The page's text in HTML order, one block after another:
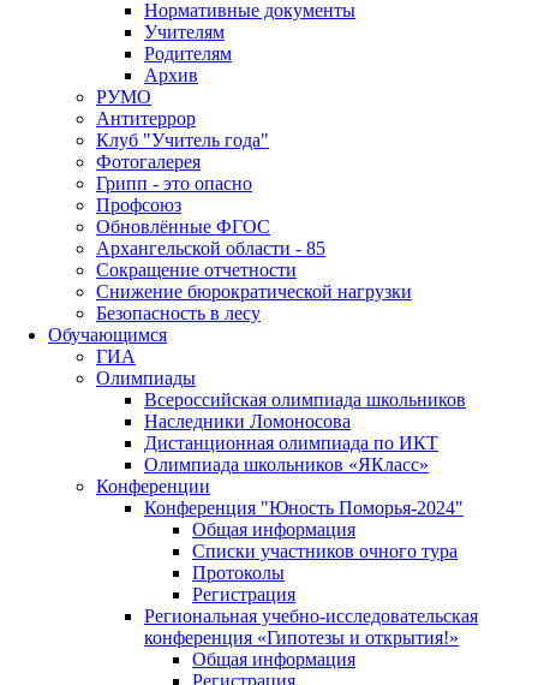
Нормативные документы
Учителям
Родителям
Архив
РУМО
Антитеррор
Клуб "Учитель года"
Фотогалерея
Грипп - это опасно
Профсоюз
Обновлённые ФГОС
Архангельской области - 85
Сокращение отчетности
Снижение бюрократической нагрузки
Безопасность в лесу
Обучающимся
ГИА
Олимпиады
Всероссийская олимпиада школьников
Наследники Ломоносова
Дистанционная олимпиада по ИКТ
Олимпиада школьников «ЯКласс»
Конференции
Конференция "Юность Поморья-2024"
Общая информация
Списки участников очного тура
Протоколы
Регистрация
Региональная учебно-исследовательская
конференция «Гипотезы и открытия!»
Общая информация
Регистрация